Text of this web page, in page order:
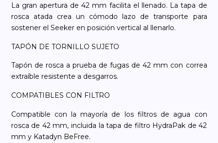
La gran apertura de 42 mm facilita el llenado. La tapa de
rosca atada crea un cómodo lazo de transporte para
sostener el Seeker en posición vertical al llenarlo.
TAPÓN DE TORNILLO SUJETO
Tapón de rosca a prueba de fugas de 42 mm con correa
extraíble resistente a desgarros.
COMPATIBLES CON FILTRO
Compatible con la mayoría de los filtros de agua con
rosca de 42 mm, incluida la tapa de filtro HydraPak de 42
mm y Katadyn BeFree.